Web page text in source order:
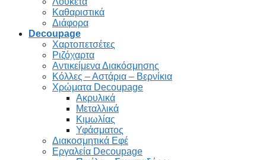
Καθαριστικά
Διάφορα
Decoupage
Χαρτοπετσέτες
Ριζόχαρτα
Αντικείμενα Διακόσμησης
Κόλλες – Αστάρια – Βερνίκια
Χρώματα Decoupage
Ακρυλικά
Μεταλλικά
Κιμωλίας
Υφάσματος
Διακοσμητικά Εφέ
Εργαλεία Decoupage